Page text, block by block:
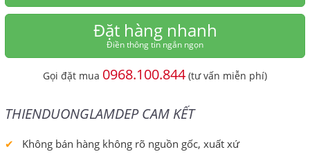
Đặt hàng nhanh
Điền thông tin ngắn ngọn
Gọi đặt mua 0968.100.844 (tư vấn miễn phí)
THIENDUONGLAMDEP CAM KẾT
Không bán hàng không rõ nguồn gốc, xuất xứ